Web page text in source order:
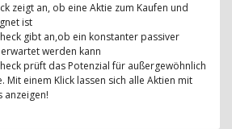
zeigt an, ob eine Aktie zum Kaufen und
ist
gibt an,ob ein konstanter passiver
werden kann
prüft das Potenzial für außergewöhnlich
Mit einem Klick lassen sich alle Aktien mit
anzeigen!